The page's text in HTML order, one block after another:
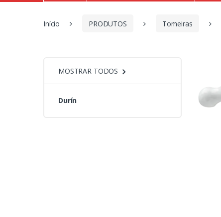
Início PRODUTOS Torneiras
MOSTRAR TODOS
Durín